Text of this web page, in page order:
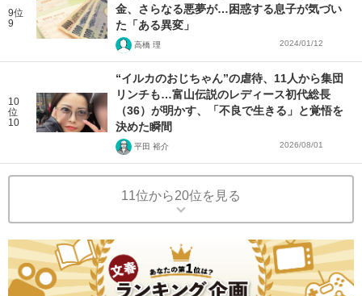
9位
9
金、さらなる悪夢が…困惑する息子が気づい
た「ある異変」
高橋 理 2024/01/12
10
位
10
“イルカのおじちゃん”の虐待、11人から集団
リンチも…富山伝説のレディース初代総長
（36）が明かす、「不良で生きる」と覚悟を
決めた瞬間
平田 裕介 2026/08/01
11位から20位を見る